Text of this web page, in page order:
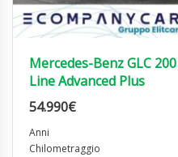
Mercedes-Benz GLC
Line Advanced Plus
54.990€
Anni
Chilometraggio